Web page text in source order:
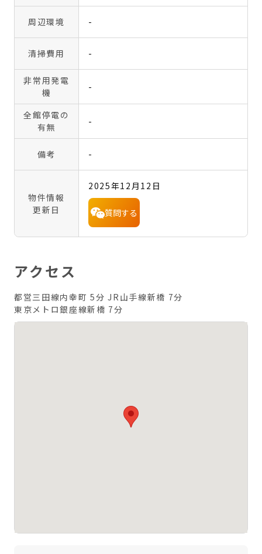
周辺環境 -
清掃費用 -
非常用発電
機
-
全館停電の
有無
-
備考 -
物件情報
更新日
2025年12月12日
質問する
アクセス
都営三田線内幸町 5分 JR山手線新橋 7分
東京メトロ銀座線新橋 7分